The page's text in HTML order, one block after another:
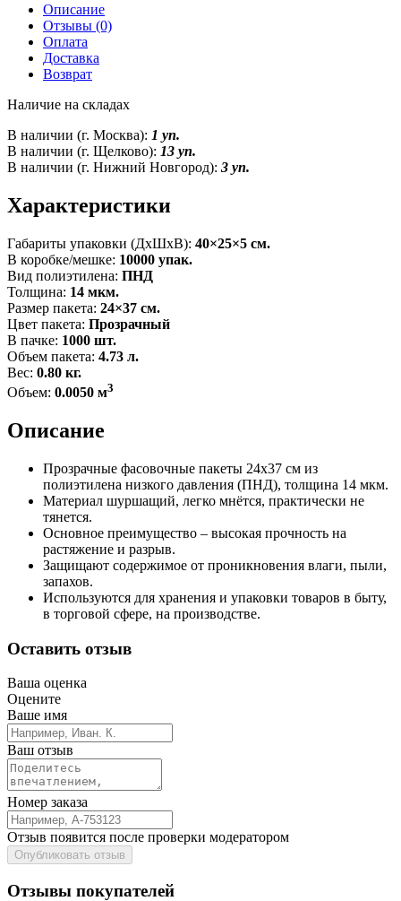
Описание
Отзывы (0)
Оплата
Доставка
Возврат
Наличие на складах
В наличии (г. Москва): 1 уп.
В наличии (г. Щелково): 13 уп.
В наличии (г. Нижний Новгород): 3 уп.
Характеристики
Габариты упаковки (ДxШxВ): 40×25×5 см.
В коробке/мешке: 10000 упак.
Вид полиэтилена: ПНД
Толщина: 14 мкм.
Размер пакета: 24×37 см.
Цвет пакета: Прозрачный
В пачке: 1000 шт.
Объем пакета: 4.73 л.
Вес: 0.80 кг.
Объем: 0.0050 м3
Описание
Прозрачные фасовочные пакеты 24x37 см из
полиэтилена низкого давления (ПНД), толщина 14 мкм.
Материал шуршащий, легко мнётся, практически не
тянется.
Основное преимущество – высокая прочность на
растяжение и разрыв.
Защищают содержимое от проникновения влаги, пыли,
запахов.
Используются для хранения и упаковки товаров в быту,
в торговой сфере, на производстве.
Оставить отзыв
Ваша оценка
Оцените
Ваше имя
Ваш отзыв
Номер заказа
Отзыв появится после проверки модератором
Опубликовать отзыв
Отзывы покупателей